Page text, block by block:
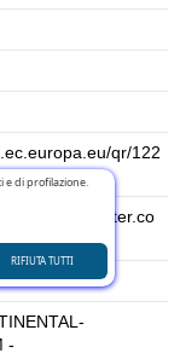
qr/122
035541
-
e di profilazione.
RIFIUTA TUTTI